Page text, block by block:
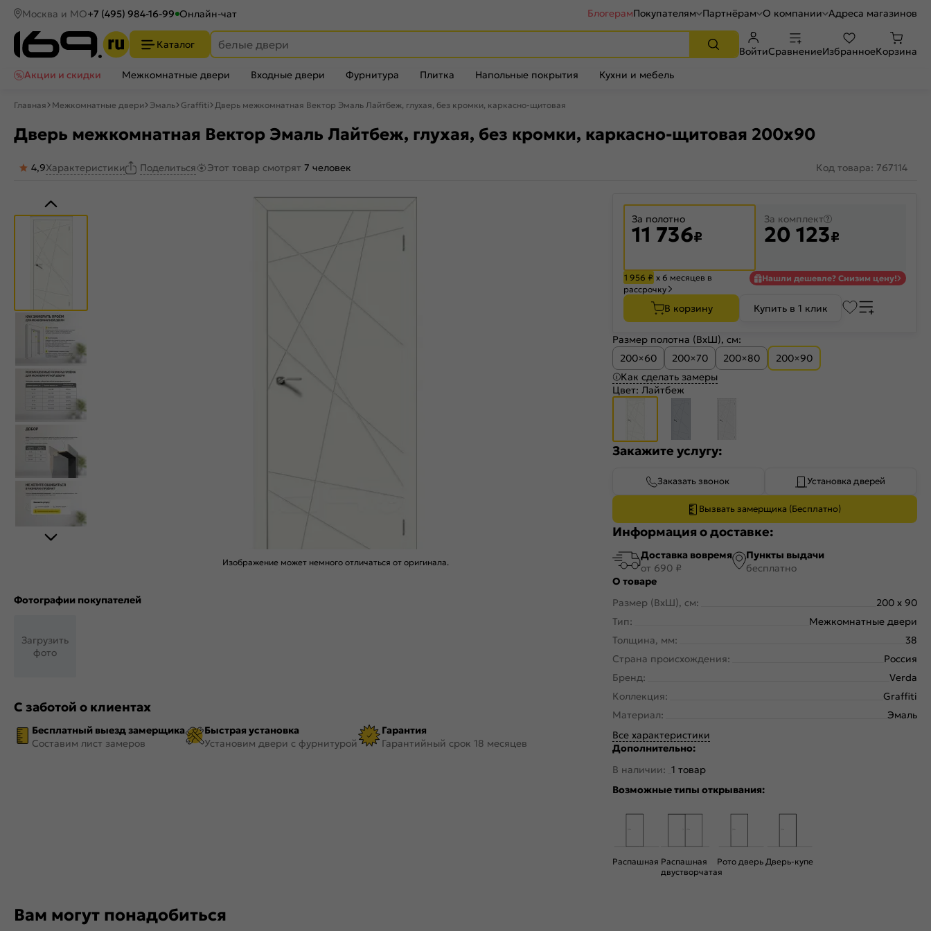
Москва и МО+7 (495) 984-16-99 Онлайн-чат БлогерамПокупателям Партнёрам О компании Адреса магазинов
Каталог
ВойтиСравнениеИзбранноеКорзина
Акции и скидки
Межкомнатные двери Входные двери Фурнитура Плитка Напольные покрытия Кухни и мебель
Главная Межкомнатные двери Эмаль Graffiti Дверь межкомнатная Вектор Эмаль Лайтбеж, глухая, без кромки, каркасно-щитовая
Дверь межкомнатная Вектор Эмаль Лайтбеж, глухая, без кромки, каркасно-щитовая 200x90
4,9Характеристики Поделиться Этот товар смотрят 7 человек Код товара: 767114
Изображение может немного отличаться от оригинала.
Фотографии покупателей
Загрузить
фото
С заботой о клиентах
Бесплатный выезд замерщика
Составим лист замеров
Быстрая установка
Установим двери с фурнитурой
Гарантия
Гарантийный срок 18 месяцев
За полотно
11 736₽
За комплект
20 123₽
1 956 ₽ х 6 месяцев в
рассрочку
Нашли дешевле? Снизим цену!
В корзину Купить в 1 клик
Размер полотна (ВхШ), см:
200×60
200×70 200×80
200×90
Как сделать замеры
Цвет: Лайтбеж
Закажите услугу:
Заказать звонок Установка дверей
Вызвать замерщика (Бесплатно)
Информация о доставке:
Доставка вовремя
от 690 ₽
Пункты выдачи
бесплатно
О товаре
Размер (ВхШ), см:
200 x 90
Тип:
Межкомнатные двери
Толщина, мм:
38
Страна происхождения:
Россия
Бренд:
Verda
Коллекция:
Graffiti
Материал:
Эмаль
Все характеристики
Дополнительно:
В наличии: 1 товар
Возможные типы открывания:
Распашная Распашная
двустворчатая
Рото дверь Дверь-купе
Вам могут понадобиться